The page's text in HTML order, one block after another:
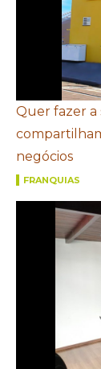
Quer fazer a
negócios
FRANQUIAS